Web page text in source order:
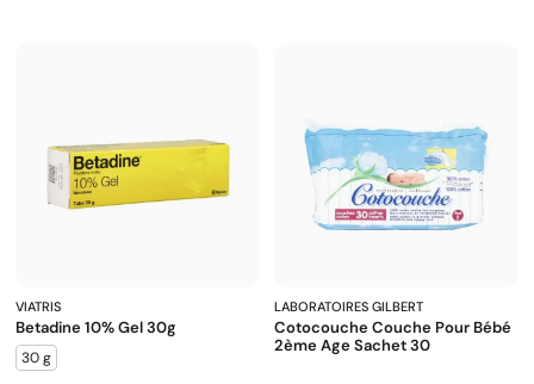
VIATRIS
Betadine 10% Gel 30g
30 g
LABORATOIRES GILBERT
Cotocouche Couche Pour Bébé
2ème Age Sachet 30